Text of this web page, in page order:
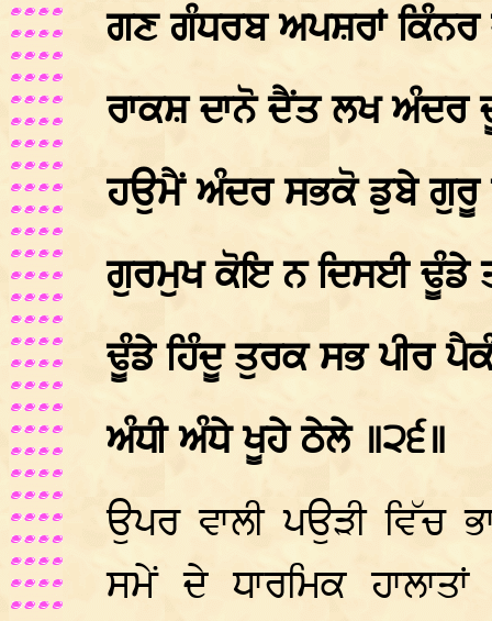
ਗਣ ਗੰਧਰਬ ਅਪਸ਼ਰਾਂ
ਰਾਕਸ਼ ਦਾਨੋ ਦੈਂਤ ਲਖ ਅੰਦਰ
ਹਉਮੈਂ ਅੰਦਰ ਸਭਕੋ ਡੁਬੇ ਗੁਰੂ
ਗੁਰਮੁਖ ਕੋਇ ਨ ਦਿਸਈ ਢੂੰਡੇ
ਢੂੰਡੇ ਹਿੰਦੂ ਤੁਰਕ ਸਭ ਪੀਰ
ਅੰਧੀ ਅੰਧੇ ਖੂਹੇ ਠੇਲੇ ॥੨੬॥
ਉਪਰ ਵਾਲੀ ਪਉੜੀ ਵਿੱਚ
ਸਮੇਂ ਦੇ ਧਾਰਮਿਕ